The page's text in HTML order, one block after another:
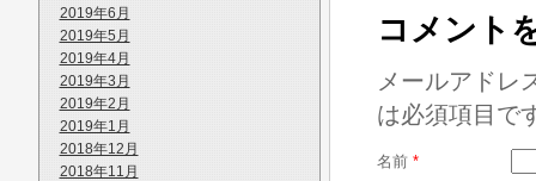
2019年6月
2019年5月
2019年4月
2019年3月
2019年2月
2019年1月
2018年12月
2018年11月
コメント
メールアドレ
は必須項目で
名前 *